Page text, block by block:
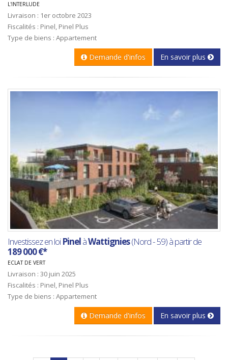
L'INTERLUDE
Livraison : 1er octobre 2023
Fiscalités : Pinel, Pinel Plus
Type de biens : Appartement
Demande d'infos En savoir plus
Investissez en loiPinelàWattignies(Nord - 59) à partir de
189 000 €*
ECLAT DE VERT
Livraison : 30 juin 2025
Fiscalités : Pinel, Pinel Plus
Type de biens : Appartement
Demande d'infos En savoir plus